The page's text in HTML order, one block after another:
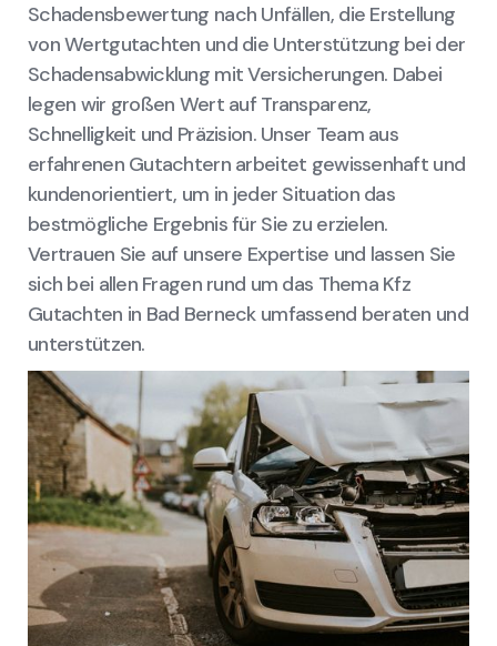
Schadensbewertung nach Unfällen, die Erstellung
von Wertgutachten und die Unterstützung bei der
Schadensabwicklung mit Versicherungen. Dabei
legen wir großen Wert auf Transparenz,
Schnelligkeit und Präzision. Unser Team aus
erfahrenen Gutachtern arbeitet gewissenhaft und
kundenorientiert, um in jeder Situation das
bestmögliche Ergebnis für Sie zu erzielen.
Vertrauen Sie auf unsere Expertise und lassen Sie
sich bei allen Fragen rund um das Thema Kfz
Gutachten in Bad Berneck umfassend beraten und
unterstützen.